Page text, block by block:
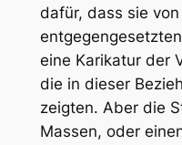
dafür, dass sie
eine Karikatur der
die in dieser
zeigten. Aber die
Massen, oder